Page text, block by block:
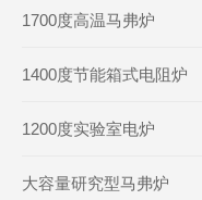
1700度高温马弗炉
1400度节能箱式电阻炉
1200度实验室电炉
大容量研究型马弗炉